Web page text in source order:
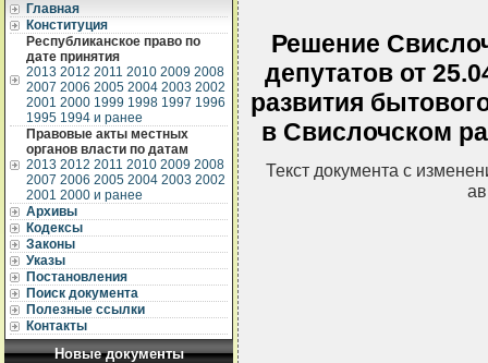
Главная
Конституция
Республиканское право по
дате принятия
2013 2012 2011 2010 2009 2008
2007 2006 2005 2004 2003 2002
2001 2000 1999 1998 1997 1996
1995 1994 и ранее
Правовые акты местных
органов власти по датам
2013 2012 2011 2010 2009 2008
2007 2006 2005 2004 2003 2002
2001 2000 и ранее
Архивы
Кодексы
Законы
Указы
Постановления
Поиск документа
Полезные ссылки
Контакты
Новые документы
Решение
депутатов от
развития
в Свислочском
Текст документа с